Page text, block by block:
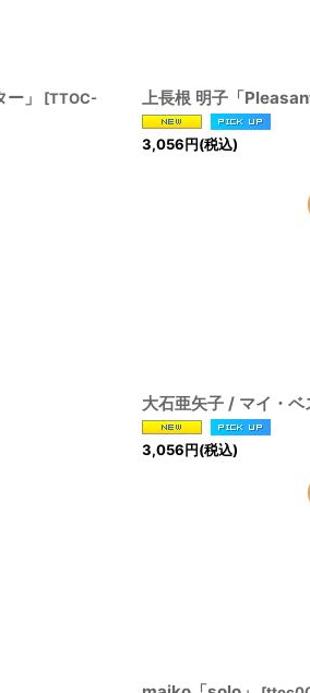
」 [TTOC-
上長根 明子「
3,056円(税込)
大石亜矢子 / マイ・ベ
3,056円(税込)